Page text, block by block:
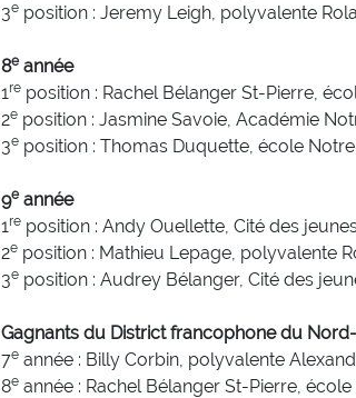
3eposition : Jeremy Leigh, polyvalente
8eannée
1 reposition : Rachel Bélanger St-Pierre,
2eposition : Jasmine Savoie, Académie
3eposition : Thomas Duquette, école
9eannée
1 reposition : Andy Ouellette, Cité des
2eposition : Mathieu Lepage, polyvalente
3eposition : Audrey Bélanger, Cité des
Gagnants du District francophone du
7eannée : Billy Corbin, polyvalente
8eannée : Rachel Bélanger St-Pierre,